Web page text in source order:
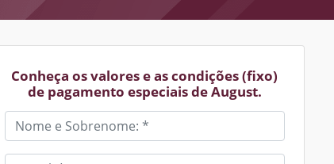
Conheça os valores e as condições (fixo)
de pagamento especiais de August.